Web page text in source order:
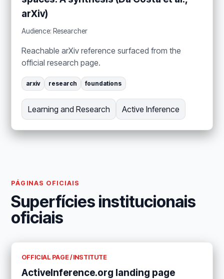
arXiv)
Audience: Researcher
Reachable arXiv reference surfaced from the
official research page.
arxiv research foundations
Learning and Research Active Inference
PÁGINAS OFICIAIS
Superfícies institucionais
oficiais
OFFICIAL PAGE / INSTITUTE
ActiveInference.org landing page